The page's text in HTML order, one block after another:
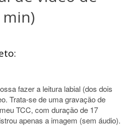
fazer a leitura labial (dos dois
Trata-se de uma gravação de
TCC, com duração de 17
apenas a imagem (sem áudio).